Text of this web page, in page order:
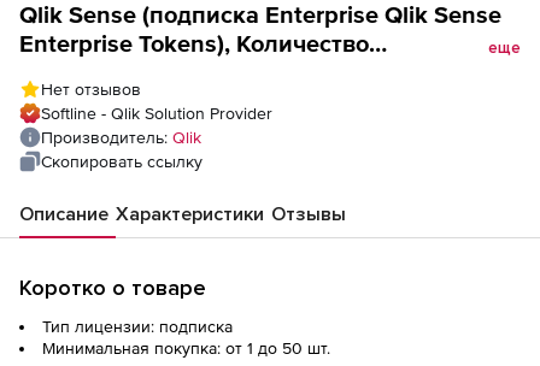
Qlik Sense (подписка Enterprise Qlik Sense
Enterprise Tokens), Количество
еще
Нет отзывов
Softline - Qlik Solution Provider
Производитель: Qlik
Скопировать ссылку
Описание Характеристики Отзывы
Коротко о товаре
Тип лицензии: подписка
Минимальная покупка: от 1 до 50 шт.